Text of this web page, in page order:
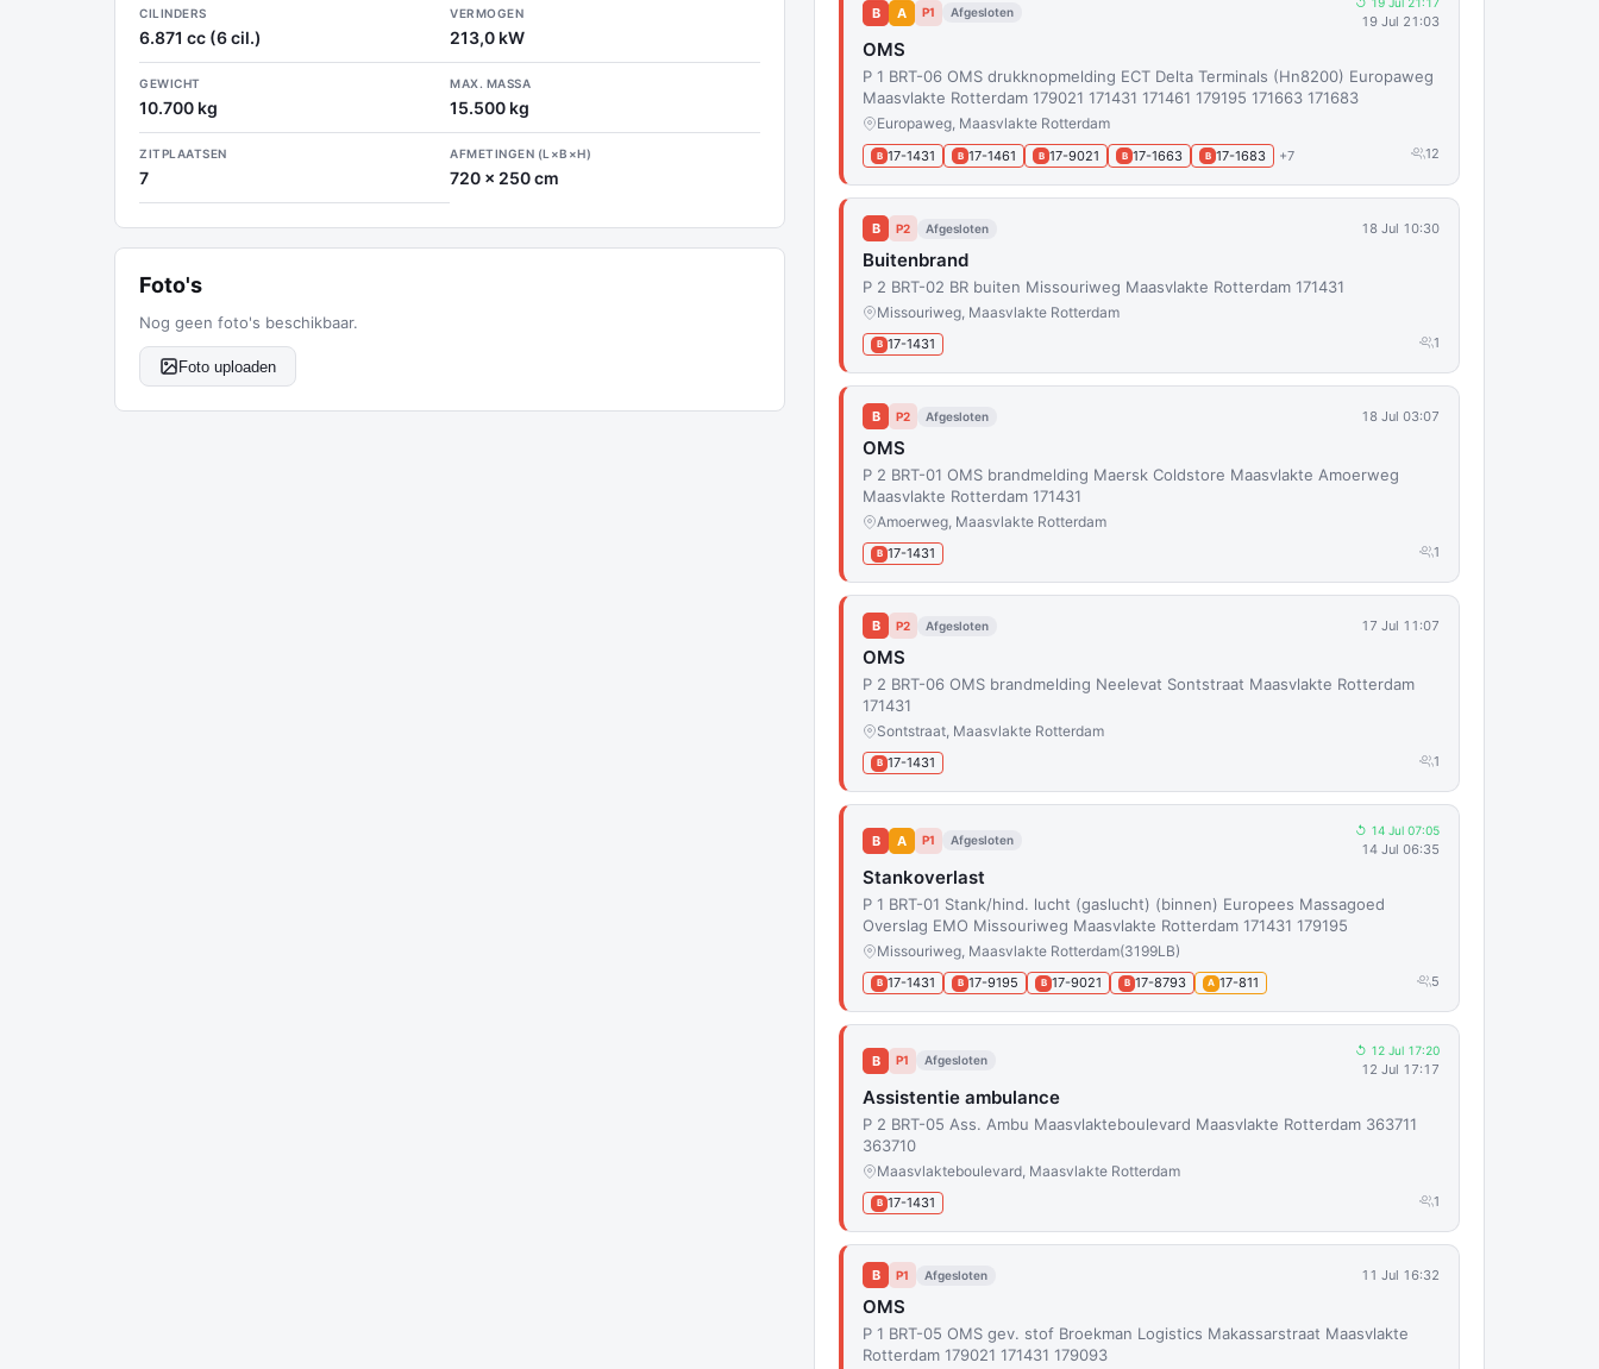
CILINDERS
6.871 cc (6 cil.)
VERMOGEN
213,0 kW
GEWICHT
10.700 kg
MAX. MASSA
15.500 kg
ZITPLAATSEN
7
AFMETINGEN (L×B×H)
720 x 250 cm
Foto's
Nog geen foto's beschikbaar.
Foto uploaden
B A P1 Afgesloten
19 Jul 21:03
OMS
P 1 BRT-06 OMS drukknopmelding ECT Delta Terminals (Hn8200) Europaweg
Maasvlakte Rotterdam 179021 171431 171461 179195 171663 171683
Europaweg, Maasvlakte Rotterdam
B 17-1431 B 17-1461 B 17-9021 B 17-1663 B 17-1683 +7 12
B P2 Afgesloten 18 Jul 10:30
Buitenbrand
P 2 BRT-02 BR buiten Missouriweg Maasvlakte Rotterdam 171431
Missouriweg, Maasvlakte Rotterdam
B 17-1431 1
B P2 Afgesloten 18 Jul 03:07
OMS
P 2 BRT-01 OMS brandmelding Maersk Coldstore Maasvlakte Amoerweg
Maasvlakte Rotterdam 171431
Amoerweg, Maasvlakte Rotterdam
B 17-1431 1
B P2 Afgesloten 17 Jul 11:07
OMS
P 2 BRT-06 OMS brandmelding Neelevat Sontstraat Maasvlakte Rotterdam
171431
Sontstraat, Maasvlakte Rotterdam
B 17-1431 1
B A P1 Afgesloten
↺ 14 Jul 07:05
14 Jul 06:35
Stankoverlast
P 1 BRT-01 Stank/hind. lucht (gaslucht) (binnen) Europees Massagoed
Overslag EMO Missouriweg Maasvlakte Rotterdam 171431 179195
Missouriweg, Maasvlakte Rotterdam(3199LB)
B 17-1431 B 17-9195 B 17-9021 B 17-8793 A 17-811 5
B P1 Afgesloten
↺ 12 Jul 17:20
12 Jul 17:17
Assistentie ambulance
P 2 BRT-05 Ass. Ambu Maasvlakteboulevard Maasvlakte Rotterdam 363711
363710
Maasvlakteboulevard, Maasvlakte Rotterdam
B 17-1431 1
B P1 Afgesloten 11 Jul 16:32
OMS
P 1 BRT-05 OMS gev. stof Broekman Logistics Makassarstraat Maasvlakte
Rotterdam 179021 171431 179093